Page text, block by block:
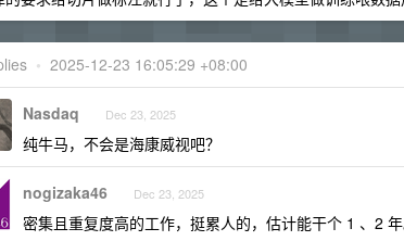
• 2025-12-23 16:05:29 +08:00
Nasdaq Dec 23, 2025
纯牛马，不会是海康威视吧？
nogizaka46 Dec 23, 2025
密集且重复度高的工作，挺累人的，估计能干个 1 、2 年